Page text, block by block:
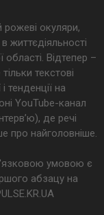
окуляри,
життєдіяльності
області. Відтепер –
текстові
тенденції на
YouTube-канал
де речі
про найголовніше.
умовою є
абзацу на